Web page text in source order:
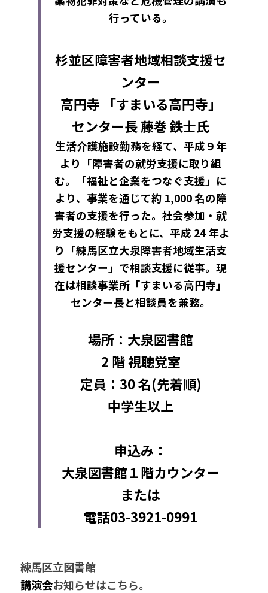
行っている。
杉並区障害者地域相談支援セ
ンター
高円寺 「すまいる高円寺」
センター長 藤巻 鉄士氏
生活介護施設勤務を経て、平成９年
より「障害者の就労支援に取り組
む。「福祉と企業をつなぐ支援」に
より、事業を通じて約 1,000 名の障
害者の支援を行った。社会参加・就
労支援の経験をもとに、平成 24 年よ
り「練馬区立大泉障害者地域生活支
援センター」で相談支援に従事。現
在は相談事業所「すまいる高円寺」
センター長と相談員を兼務。
場所：大泉図書館
2 階 視聴覚室
定員：30 名(先着順)
中学生以上
申込み：
大泉図書館１階カウンター
または
電話03-3921-0991
練馬区立図書館
講演会お知らせはこちら。